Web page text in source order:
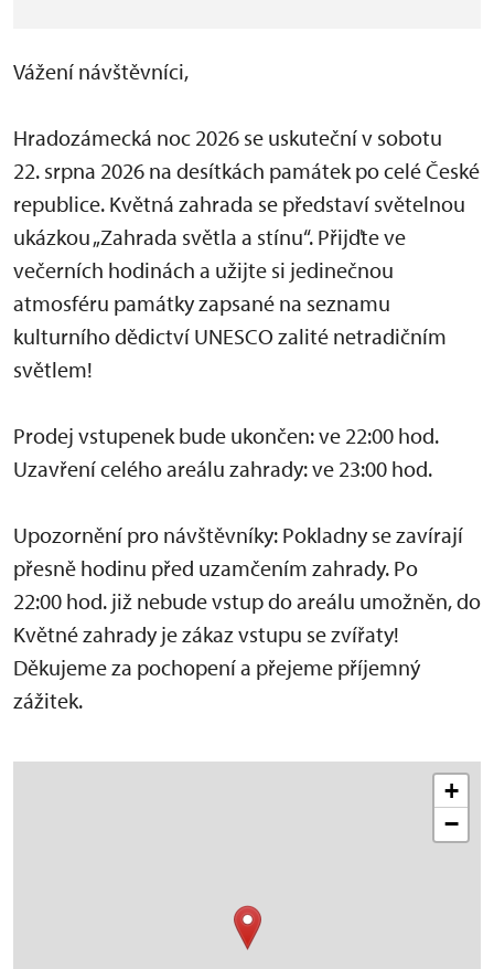
Vážení návštěvníci,
Hradozámecká noc 2026 se uskuteční v sobotu
22. srpna 2026 na desítkách památek po celé České
republice. Květná zahrada se představí světelnou
ukázkou „Zahrada světla a stínu“. Přijďte ve
večerních hodinách a užijte si jedinečnou
atmosféru památky zapsané na seznamu
kulturního dědictví UNESCO zalité netradičním
světlem!
Prodej vstupenek bude ukončen: ve 22:00 hod.
Uzavření celého areálu zahrady: ve 23:00 hod.
Upozornění pro návštěvníky: Pokladny se zavírají
přesně hodinu před uzamčením zahrady. Po
22:00 hod. již nebude vstup do areálu umožněn, do
Květné zahrady je zákaz vstupu se zvířaty!
Děkujeme za pochopení a přejeme příjemný
zážitek.
+
−